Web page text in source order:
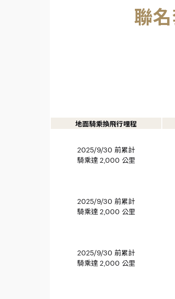
聯
地面騎乘換飛行哩程
2025/9/30 前累計
騎乘達 2,000 公里
2025/9/30 前累計
騎乘達 2,000 公里
2025/9/30 前累計
騎乘達 2,000 公里